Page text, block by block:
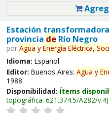
Estación
provincia deRío Negro
por Agua y Energía Eléctrica,
Idioma: Español
Editor: Buenos Aires: Agua y
1988
Disponibilidad: Ítems
topográfica: 621.374.5/A282/v.4